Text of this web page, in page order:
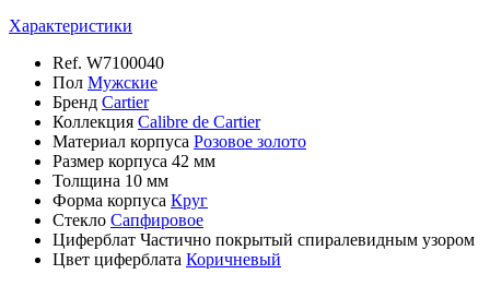
Характеристики
Ref. W7100040
Пол Мужские
Бренд Cartier
Коллекция Calibre de Cartier
Материал корпуса Розовое золото
Размер корпуса 42 мм
Толщина 10 мм
Форма корпуса Круг
Стекло Сапфировое
Циферблат Частично покрытый спиралевидным узором
Цвет циферблата Коричневый